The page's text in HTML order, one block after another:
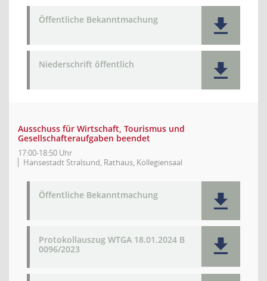
Öffentliche Bekanntmachung
Niederschrift öffentlich
Ausschuss für Wirtschaft, Tourismus und
Gesellschafteraufgaben beendet
17:00-18:50 Uhr
Hansestadt Stralsund, Rathaus, Kollegiensaal
Öffentliche Bekanntmachung
Protokollauszug WTGA 18.01.2024 B
0096/2023